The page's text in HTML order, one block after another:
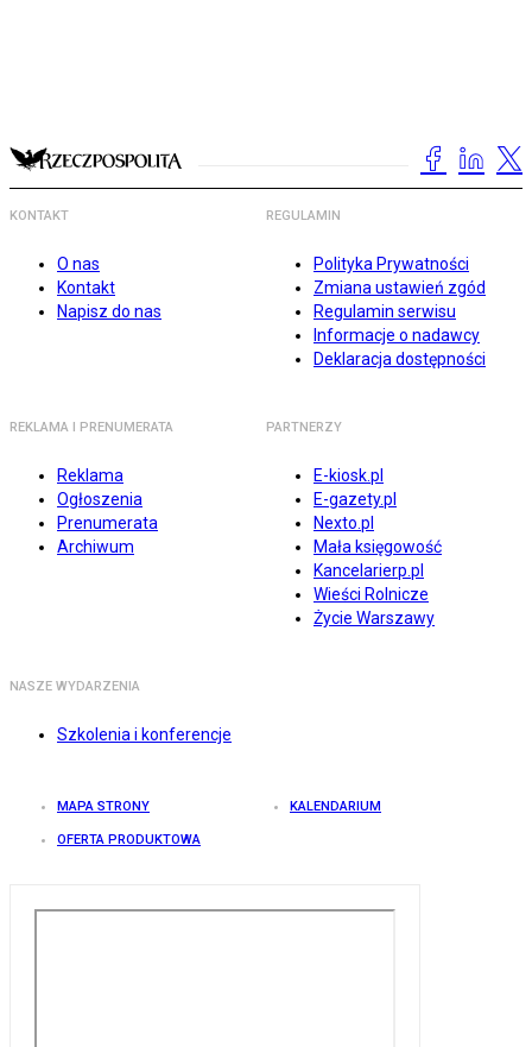
KONTAKT
O nas
Kontakt
Napisz do nas
REGULAMIN
Polityka Prywatności
Zmiana ustawień zgód
Regulamin serwisu
Informacje o nadawcy
Deklaracja dostępności
REKLAMA I PRENUMERATA
Reklama
Ogłoszenia
Prenumerata
Archiwum
PARTNERZY
E-kiosk.pl
E-gazety.pl
Nexto.pl
Mała księgowość
Kancelarierp.pl
Wieści Rolnicze
Życie Warszawy
NASZE WYDARZENIA
Szkolenia i konferencje
MAPA STRONY KALENDARIUM
OFERTA PRODUKTOWA